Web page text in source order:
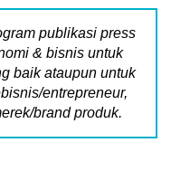
publikasi press
& bisnis untuk
baik ataupun untuk
entrepreneur,
brand produk.